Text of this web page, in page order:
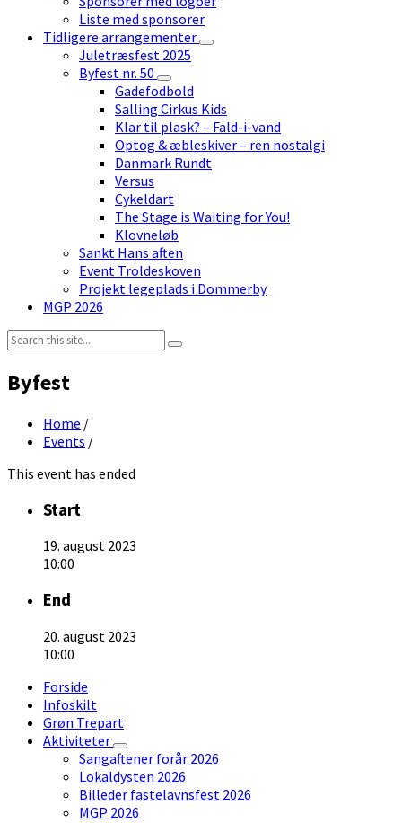
Liste med sponsorer
Tidligere arrangementer
Juletræsfest 2025
Byfest nr. 50
Gadefodbold
Salling Cirkus Kids
Klar til plask? – Fald-i-vand
Optog & æbleskiver – ren nostalgi
Danmark Rundt
Versus
Cykeldart
The Stage is Waiting for You!
Klovneløb
Sankt Hans aften
Event Troldeskoven
Projekt legeplads i Dommerby
MGP 2026
Search:
Byfest
Home /
Events /
This event has ended
Start
19. august 2023
10:00
End
20. august 2023
10:00
Forside
Infoskilt
Grøn Trepart
Aktiviteter
Sangaftener forår 2026
Lokaldysten 2026
Billeder fastelavnsfest 2026
MGP 2026